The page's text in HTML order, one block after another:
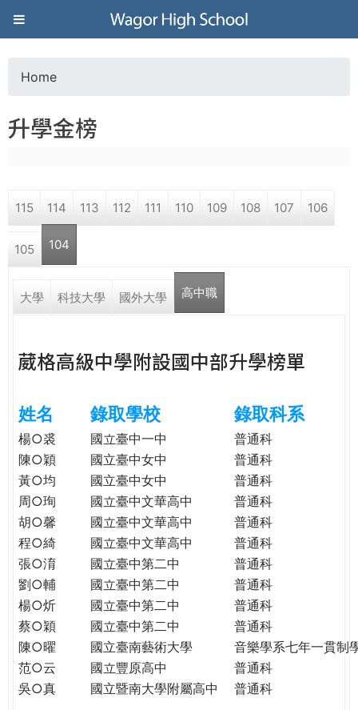
Jump to navigation
葳
格
高
學
格。
民。
WAGOR
TODAY
o
a
r
e
e
r
e
Home
升學金榜
115 114 113 112 111 110 109 108 107 106
105 104
大學 科技大學 國外大學 高中職
葳格高級中學附設國中部升學榜單
姓名 錄取學校 錄取科系
楊○裘 國立臺中一中
普通科
陳○穎
國立臺中女中
普通科
黃○均
國立臺中女中
普通科
周○珣
國立臺中文華高中
普通科
胡○馨
國立臺中文華高中
普通科
程○綺
國立臺中文華高中
普通科
張○淯
國立臺中第二中
普通科
劉○輔
國立臺中第二中
普通科
楊○炘
國立臺中第二中
普通科
蔡○穎
國立臺中第二中
普通科
陳○曜
國立臺南藝術大學
音樂學系七年一貫制
范○云
國立豐原高中
普通科
吳○真
國立暨南大學附屬高中 普通科